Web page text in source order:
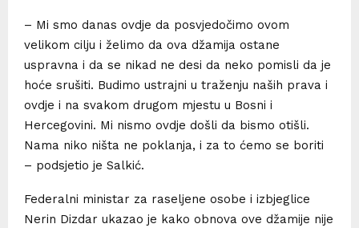
– Mi smo danas ovdje da posvjedočimo ovom
velikom cilju i želimo da ova džamija ostane
uspravna i da se nikad ne desi da neko pomisli da je
hoće srušiti. Budimo ustrajni u traženju naših prava i
ovdje i na svakom drugom mjestu u Bosni i
Hercegovini. Mi nismo ovdje došli da bismo otišli.
Nama niko ništa ne poklanja, i za to ćemo se boriti
– podsjetio je Salkić.
Federalni ministar za raseljene osobe i izbjeglice
Nerin Dizdar ukazao je kako obnova ove džamije nije